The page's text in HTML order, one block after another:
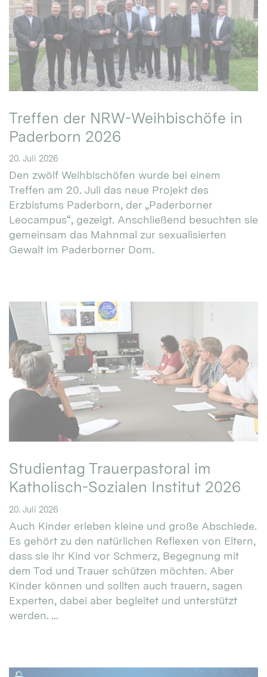
Treffen der NRW-Weihbischöfe in
Paderborn 2026
20. Juli 2026
Den zwölf Weihbischöfen wurde bei einem
Treffen am 20. Juli das neue Projekt des
Erzbistums Paderborn, der „Paderborner
Leocampus“, gezeigt. Anschließend besuchten sie
gemeinsam das Mahnmal zur sexualisierten
Gewalt im Paderborner Dom.
Studientag Trauerpastoral im
Katholisch-Sozialen Institut 2026
20. Juli 2026
Auch Kinder erleben kleine und große Abschiede.
Es gehört zu den natürlichen Reflexen von Eltern,
dass sie ihr Kind vor Schmerz, Begegnung mit
dem Tod und Trauer schützen möchten. Aber
Kinder können und sollten auch trauern, sagen
Experten, dabei aber begleitet und unterstützt
werden. ...